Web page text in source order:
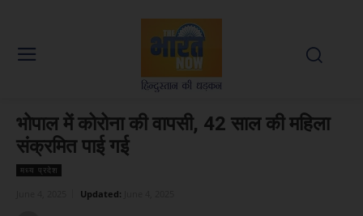
भोपाल में कोरोना की वापसी, 42 साल की महिला
संक्रमित पाई गई
मध्य प्रदेश
Updated: